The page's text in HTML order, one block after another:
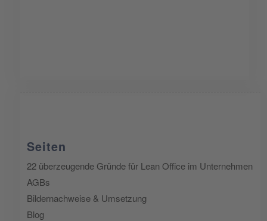
Seiten
22 überzeugende Gründe für Lean Office im Unternehmen
AGBs
Bildernachweise & Umsetzung
Blog